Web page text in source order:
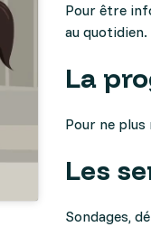
Pour être
au quotidien.
La
Pour ne plus
Les
Sondages,